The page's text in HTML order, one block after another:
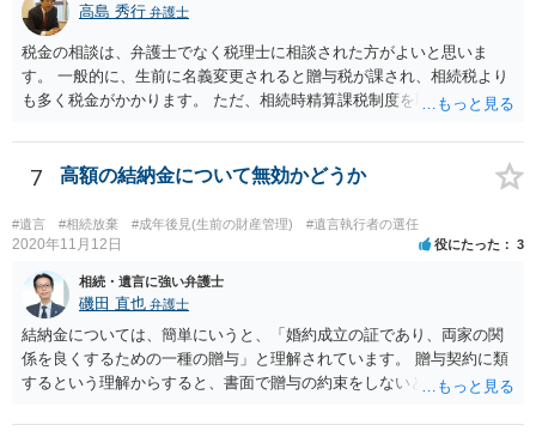
高島 秀行 弁護士
税金の相談は、弁護士でなく税理士に相談された方がよいと思いま
す。 一般的に、生前に名義変更されると贈与税が課され、相続税より
も多く税金がかかります。 ただ、相続時精算課税制度を取れば、実質
ういう場合にどれくらい税金がかかるか計算してもらって どういう方
針を取るか決められたらよいと思います。
7 高額の結納金について無効かどうか
#遺言 #相続放棄 #成年後見(生前の財産管理) #遺言執行者の選任
2020年11月12日 役にたった 3
相続・遺言に強い弁護士
磯田 直也 弁護士
結納金については、簡単にいうと、「婚約成立の証であり、両家の関
係を良くするための一種の贈与」と理解されています。 贈与契約に類
するという理解からすると、書面で贈与の約束をしないと相手方は支
ことは困難です。 くれぐれも今後お気をつけください。 弁護士に対応